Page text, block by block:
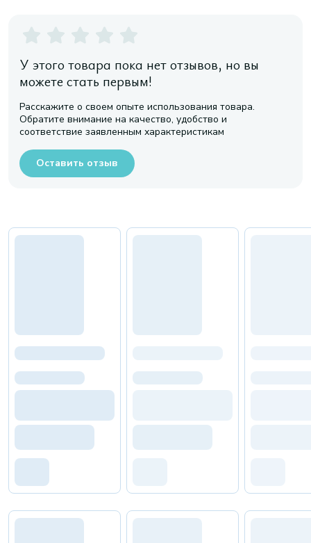
У этого товара пока нет отзывов, но вы
можете стать первым!
Расскажите о своем опыте использования товара.
Обратите внимание на качество, удобство и
соответствие заявленным характеристикам
Оставить отзыв